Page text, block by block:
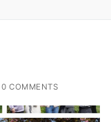
0 COMMENTS